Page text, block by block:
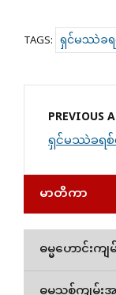
TAGS: ရှင်မဿဲခ
PREVIOUS
ရှင်မဿဲခရစ်
မာတိကာ
ဓမ္မဟောင်းက